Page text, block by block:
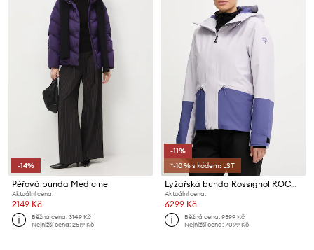
-14%
Péřová bunda Medicine
Aktuální cena:
2149 Kč
Běžná cena:3149 Kč
Nejnižší cena:2519 Kč
-11%
*-10 % s kódem: LST
Lyžařská bunda Rossignol ROCHRUN
Aktuální cena:
6299 Kč
Běžná cena:9399 Kč
Nejnižší cena:7099 Kč